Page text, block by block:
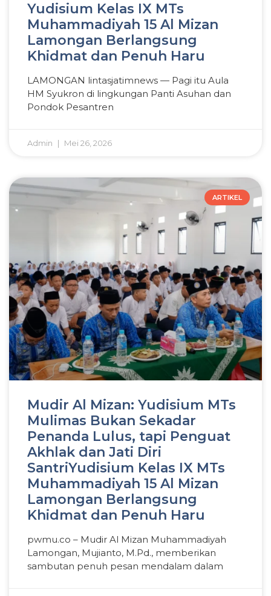
Yudisium Kelas IX MTs
Muhammadiyah 15 Al Mizan
Lamongan Berlangsung
Khidmat dan Penuh Haru
LAMONGAN lintasjatimnews — Pagi itu Aula
HM Syukron di lingkungan Panti Asuhan dan
Pondok Pesantren
Admin Mei 26, 2026
ARTIKEL
Mudir Al Mizan: Yudisium MTs
Mulimas Bukan Sekadar
Penanda Lulus, tapi Penguat
Akhlak dan Jati Diri
SantriYudisium Kelas IX MTs
Muhammadiyah 15 Al Mizan
Lamongan Berlangsung
Khidmat dan Penuh Haru
pwmu.co – Mudir Al Mizan Muhammadiyah
Lamongan, Mujianto, M.Pd., memberikan
sambutan penuh pesan mendalam dalam